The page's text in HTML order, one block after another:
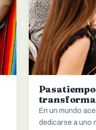
En un mundo
dedicarse a uno